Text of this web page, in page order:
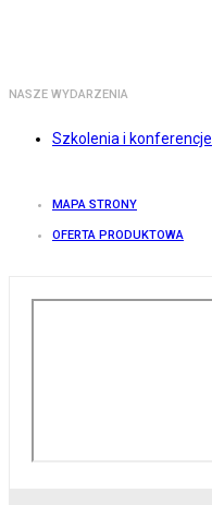
NASZE WYDARZENIA
Szkolenia i konferencje
MAPA STRONY
OFERTA PRODUKTOWA